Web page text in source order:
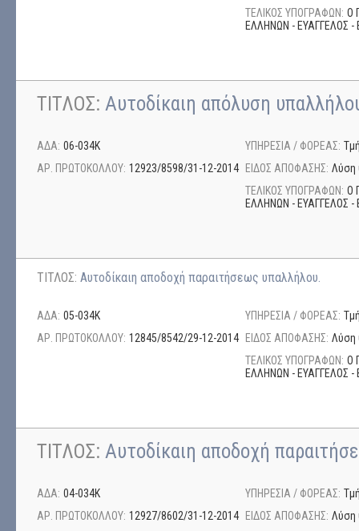
ΤΕΛΙΚΟΣ ΥΠΟΓΡΑΦΩΝ: Ο
ΕΛΛΗΝΩΝ - ΕΥΑΓΓΕΛΟΣ -
ΤΙΤΛΟΣ: Αυτοδίκαιη απόλυση
ΑΔΑ: 06-034Κ
ΑΡ. ΠΡΩΤΟΚΟΛΛΟΥ: 12923/8598/31-12-2014
ΥΠΗΡΕΣΙΑ / ΦΟΡΕΑΣ:
ΕΙΔΟΣ ΑΠΟΦΑΣΗΣ: Λύση
ΤΕΛΙΚΟΣ ΥΠΟΓΡΑΦΩΝ: Ο
ΕΛΛΗΝΩΝ - ΕΥΑΓΓΕΛΟΣ -
ΤΙΤΛΟΣ: Αυτοδίκαιη αποδοχή παραιτήσεως υπαλλήλου.
ΑΔΑ: 05-034Κ
ΑΡ. ΠΡΩΤΟΚΟΛΛΟΥ: 12845/8542/29-12-2014
ΥΠΗΡΕΣΙΑ / ΦΟΡΕΑΣ:
ΕΙΔΟΣ ΑΠΟΦΑΣΗΣ: Λύση
ΤΕΛΙΚΟΣ ΥΠΟΓΡΑΦΩΝ: Ο
ΕΛΛΗΝΩΝ - ΕΥΑΓΓΕΛΟΣ -
ΤΙΤΛΟΣ: Αυτοδίκαιη αποδοχή
ΑΔΑ: 04-034Κ
ΑΡ. ΠΡΩΤΟΚΟΛΛΟΥ: 12927/8602/31-12-2014
ΥΠΗΡΕΣΙΑ / ΦΟΡΕΑΣ:
ΕΙΔΟΣ ΑΠΟΦΑΣΗΣ: Λύση